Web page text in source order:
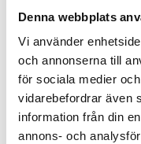
Denna webbplats
Vi använder
och annonserna till
för sociala medier
vidarebefordrar även
information från din
annons- och